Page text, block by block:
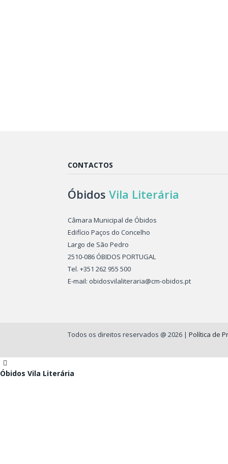
CONTACTOS
Óbidos Vila Literária
Câmara Municipal de Óbidos
Edifício Paços do Concelho
Largo de São Pedro
2510-086 ÓBIDOS PORTUGAL
Tel. +351 262 955 500
E-mail: obidosvilaliteraria@cm-obidos.pt
Todos os direitos reservados @ 2026 | Política de
Óbidos Vila Literária